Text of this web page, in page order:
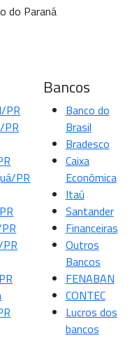
PR
PR
PR
Bancos
Banco do
Brasil
Bradesco
Caixa
Econômica
Itaú
Santander
Financeiras
Outros
Bancos
FENABAN
CONTEC
Lucros dos
bancos